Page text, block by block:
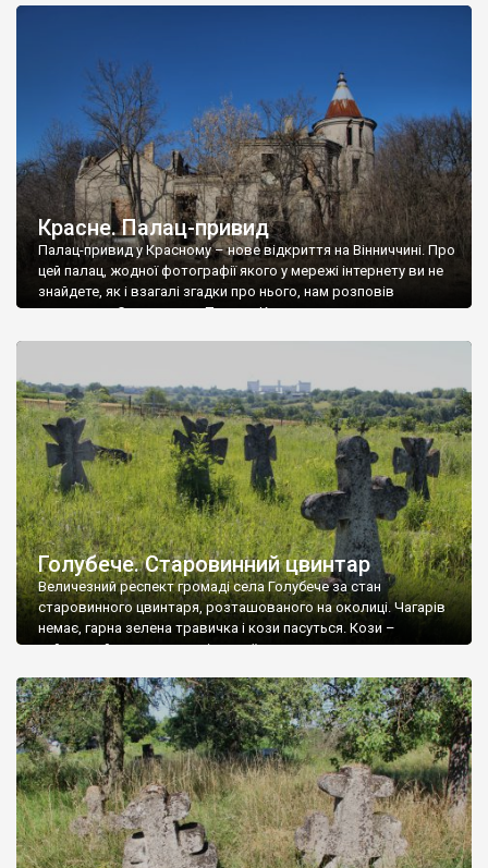
Красне. Палац-привид
Палац-привид у Красному – нове відкриття на Вінниччині. Про
цей палац, жодної фотографії якого у мережі інтернету ви не
знайдете, як і взагалі згадки про нього, нам розповів
мешканець Самгородка. Палац у Красному вразив не лише
Голубече. Старовинний цвинтар
Величезний респект громаді села Голубече за стан
старовинного цвинтаря, розташованого на околиці. Чагарів
немає, гарна зелена травичка і кози пасуться. Кози –
найкращий регулятор шкідливої, для старих кладовищ,
бруньками, кози ті бруньки обгризають, бо то улюблений
делікатес. На цвинтарі у Голубечому ціла колекція
різноманітних форм хрестів. Село відносно невелике, […]